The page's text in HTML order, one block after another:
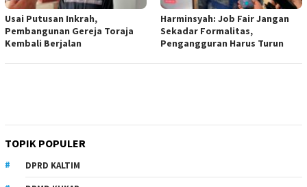
Usai Putusan Inkrah,
Pembangunan Gereja Toraja
Kembali Berjalan
Harminsyah: Job Fair Jangan
Sekadar Formalitas,
Pengangguran Harus Turun
TOPIK POPULER
DPRD KALTIM